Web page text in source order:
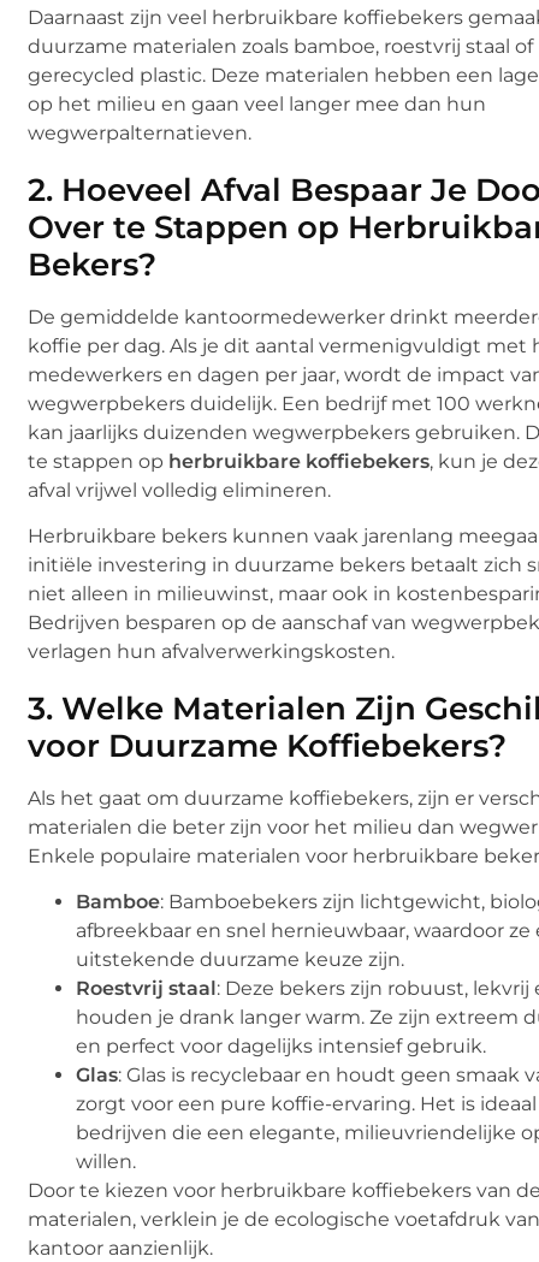
Daarnaast zijn veel herbruikbare koffiebekers
duurzame materialen zoals bamboe, roestvrij staal of
gerecycled plastic. Deze materialen hebben een
op het milieu en gaan veel langer mee dan hun
wegwerpalternatieven.
2. Hoeveel Afval Bespaar Je
Over te Stappen op
Bekers?
De gemiddelde kantoormedewerker drinkt
koffie per dag. Als je dit aantal vermenigvuldigt met
medewerkers en dagen per jaar, wordt de impact
wegwerpbekers duidelijk. Een bedrijf met 100
kan jaarlijks duizenden wegwerpbekers gebruiken.
te stappen op herbruikbare koffiebekers, kun je
afval vrijwel volledig elimineren.
Herbruikbare bekers kunnen vaak jarenlang
initiële investering in duurzame bekers betaalt zich
niet alleen in milieuwinst, maar ook in
Bedrijven besparen op de aanschaf van
verlagen hun afvalverwerkingskosten.
3. Welke Materialen Zijn
voor Duurzame Koffiebekers?
Als het gaat om duurzame koffiebekers, zijn er
materialen die beter zijn voor het milieu dan
Enkele populaire materialen voor herbruikbare
Bamboe: Bamboebekers zijn lichtgewicht,
afbreekbaar en snel hernieuwbaar, waardoor ze
uitstekende duurzame keuze zijn.
Roestvrij staal : Deze bekers zijn robuust, lekvrij
houden je drank langer warm. Ze zijn extreem
en perfect voor dagelijks intensief gebruik.
Glas: Glas is recyclebaar en houdt geen smaak
zorgt voor een pure koffie-ervaring. Het is
bedrijven die een elegante, milieuvriendelijke
willen.
Door te kiezen voor herbruikbare koffiebekers van
materialen, verklein je de ecologische voetafdruk
kantoor aanzienlijk.